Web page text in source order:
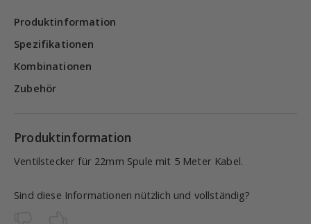
Produktinformation
Spezifikationen
Kombinationen
Zubehör
Produktinformation
Ventilstecker für 22mm Spule mit 5 Meter Kabel.
Sind diese Informationen nützlich und vollständig?